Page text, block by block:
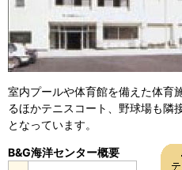
室内プールや体育館を備えた体育
るほかテニスコート、野球場も隣
となっています。
B&G海洋センター概要